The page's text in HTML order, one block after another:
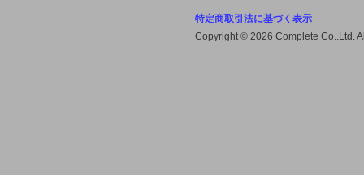
特定商取引法に基づく表示
Copyright © 2026 Complete Co..Ltd.